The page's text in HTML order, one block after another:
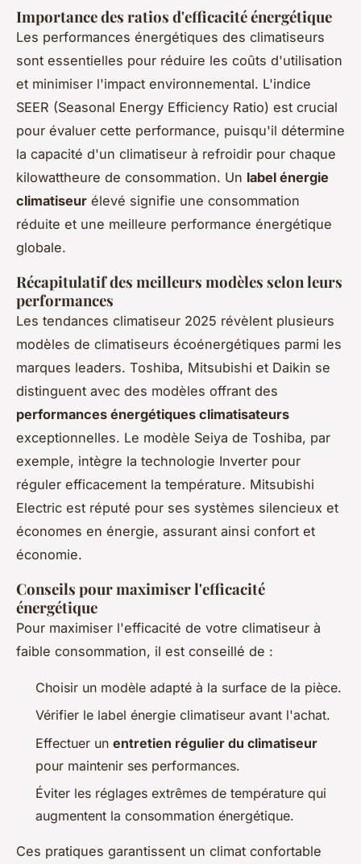
Importance des ratios d'efficacité énergétique
Les performances énergétiques des climatiseurs
sont essentielles pour réduire les coûts d'utilisation
et minimiser l'impact environnemental. L'indice
SEER (Seasonal Energy Efficiency Ratio) est crucial
pour évaluer cette performance, puisqu'il détermine
la capacité d'un climatiseur à refroidir pour chaque
kilowattheure de consommation. Un label énergie
climatiseur élevé signifie une consommation
réduite et une meilleure performance énergétique
globale.
Récapitulatif des meilleurs modèles selon leurs
performances
Les tendances climatiseur 2025 révèlent plusieurs
modèles de climatiseurs écoénergétiques parmi les
marques leaders. Toshiba, Mitsubishi et Daikin se
distinguent avec des modèles offrant des
performances énergétiques climatisateurs
exceptionnelles. Le modèle Seiya de Toshiba, par
exemple, intègre la technologie Inverter pour
réguler efficacement la température. Mitsubishi
Electric est réputé pour ses systèmes silencieux et
économes en énergie, assurant ainsi confort et
économie.
Conseils pour maximiser l'efficacité
énergétique
Pour maximiser l'efficacité de votre climatiseur à
faible consommation, il est conseillé de :
Choisir un modèle adapté à la surface de la pièce.
Vérifier le label énergie climatiseur avant l'achat.
Effectuer un entretien régulier du climatiseur
pour maintenir ses performances.
Éviter les réglages extrêmes de température qui
augmentent la consommation énergétique.
Ces pratiques garantissent un climat confortable